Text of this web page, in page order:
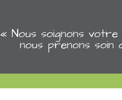
« Nous soignons
nous prenons soin